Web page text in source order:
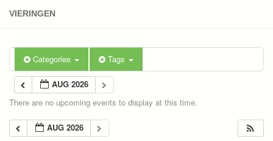
VIERINGEN
Categories Tags
AUG 2026
There are no upcoming events to display at this time.
AUG 2026